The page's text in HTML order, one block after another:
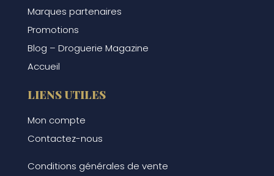
Marques partenaires
Promotions
Blog – Droguerie Magazine
Accueil
LIENS UTILES
Mon compte
Contactez-nous
Conditions générales de vente